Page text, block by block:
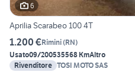
6
Aprilia Scarabeo 100 4T
1.200 €Rimini(RN)
Usato09/200535568 KmAltro
Rivenditore TOSI MOTO SAS